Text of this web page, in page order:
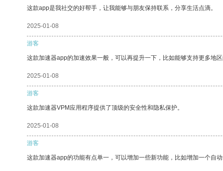
这款app是我社交的好帮手，让我能够与朋友保持联系，分享生活点滴。
2025-01-08
游客
这款加速器app的加速效果一般，可以再提升一下，比如能够支持更多地区
2025-01-08
游客
这款加速器VPM应用程序提供了顶级的安全性和隐私保护。
2025-01-08
游客
这款加速器app的功能有点单一，可以增加一些新功能，比如增加一个自动